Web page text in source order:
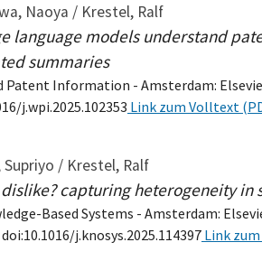
Naoya / Krestel, Ralf
language models understand
summaries
Patent Information - Amsterdam:
j.wpi.2025.102353 Link zum Volltext
Supriyo / Krestel, Ralf
capturing heterogeneity
Based Systems - Amsterdam:
j.knosys.2025.114397 Link